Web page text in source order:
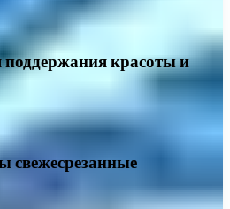
красоты и
свежесрезанные